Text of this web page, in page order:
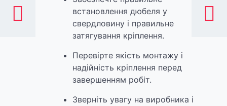
встановлення дюбеля у
свердловину і правильне
затягування кріплення.
Перевірте якість монтажу і
надійність кріплення перед
завершенням робіт.
Зверніть увагу на виробника і